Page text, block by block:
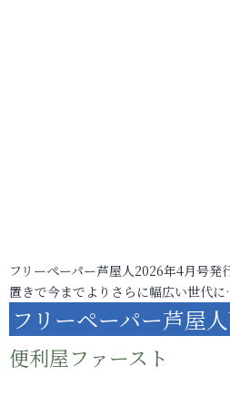
フリーペーパー芦屋人2026年4月号
置きで今までよりさらに幅広い世代
フリーペーパー芦屋
便利屋ファースト